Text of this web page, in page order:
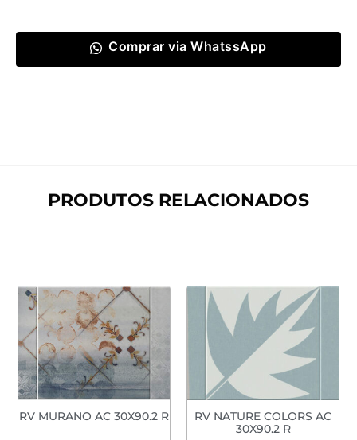
Comprar via WhatssApp
PRODUTOS RELACIONADOS
RV MURANO AC 30X90.2 R
RV NATURE COLORS AC
30X90.2 R